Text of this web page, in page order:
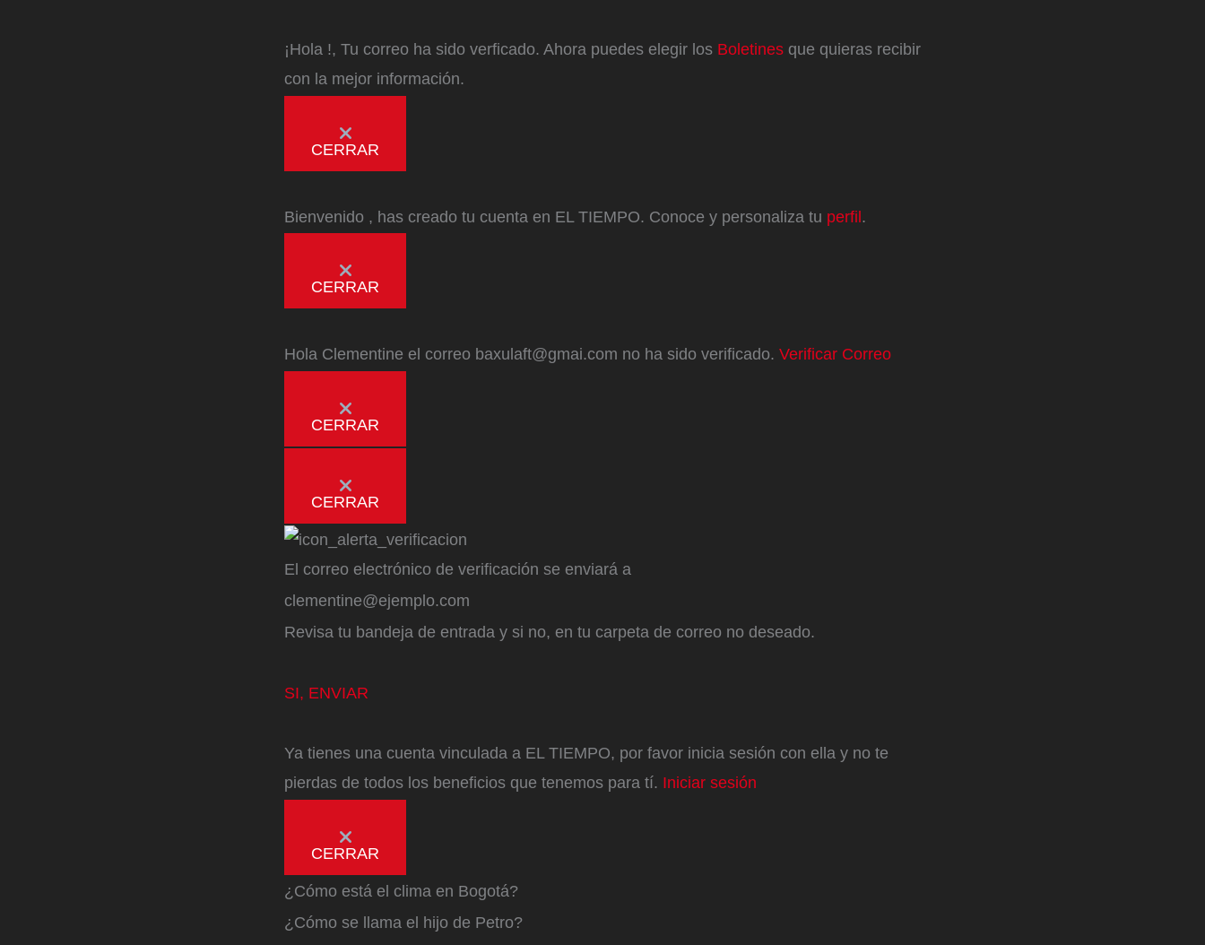
¡Hola !, Tu correo ha sido verficado. Ahora puedes elegir los Boletines que quieras recibir
con la mejor información.
CERRAR
Bienvenido , has creado tu cuenta en EL TIEMPO. Conoce y personaliza tu perfil.
CERRAR
Hola Clementine el correo baxulaft@gmai.com no ha sido verificado. Verificar Correo
CERRAR
CERRAR
El correo electrónico de verificación se enviará a
clementine@ejemplo.com
Revisa tu bandeja de entrada y si no, en tu carpeta de correo no deseado.
SI, ENVIAR
Ya tienes una cuenta vinculada a EL TIEMPO, por favor inicia sesión con ella y no te
pierdas de todos los beneficios que tenemos para tí. Iniciar sesión
CERRAR
¿Cómo está el clima en Bogotá?
¿Cómo se llama el hijo de Petro?